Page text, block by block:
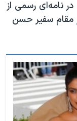
نامه‌‌‌ای رسمی از
مقام سفیر حسن